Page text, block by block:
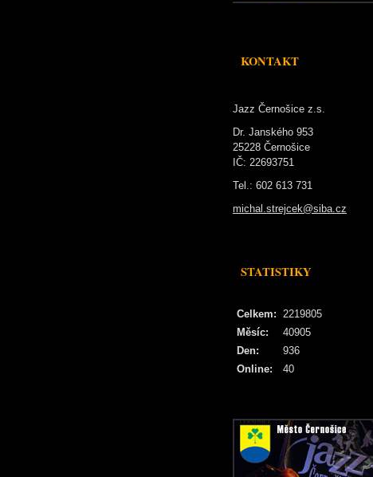
KONTAKT
Jazz Černošice z.s.
Dr. Janského 953
25228 Černošice
IČ: 22693751
Tel.: 602 613 731
michal.strejcek@siba.cz
STATISTIKY
Online: 40
Celkem: 2219805
Měsíc:
40905
Den:
936